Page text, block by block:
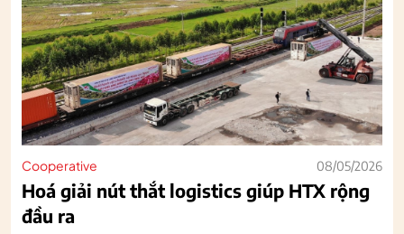
Cooperative 08/05/2026
Hoá giải nút thắt logistics giúp HTX rộng
đầu ra